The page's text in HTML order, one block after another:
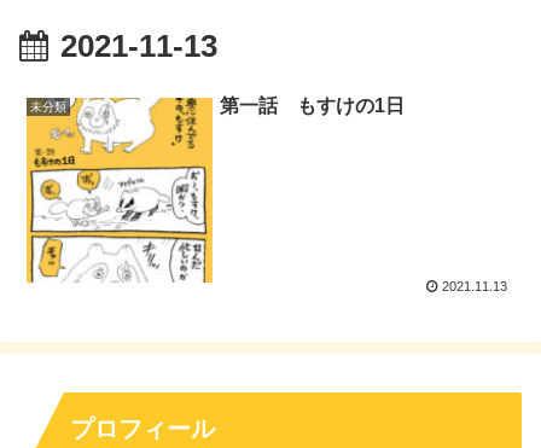
2021-11-13
未分類 第一話 もすけの1日
2021.11.13
プロフィール